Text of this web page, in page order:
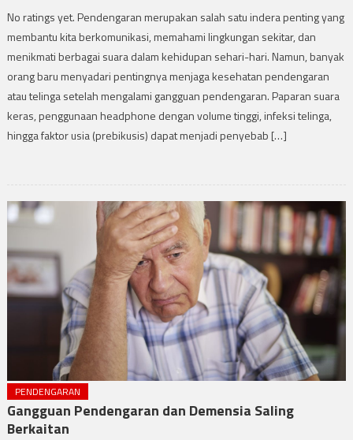
No ratings yet. Pendengaran merupakan salah satu indera penting yang
membantu kita berkomunikasi, memahami lingkungan sekitar, dan
menikmati berbagai suara dalam kehidupan sehari-hari. Namun, banyak
orang baru menyadari pentingnya menjaga kesehatan pendengaran
atau telinga setelah mengalami gangguan pendengaran. Paparan suara
keras, penggunaan headphone dengan volume tinggi, infeksi telinga,
hingga faktor usia (prebikusis) dapat menjadi penyebab […]
PENDENGARAN
Gangguan Pendengaran dan Demensia Saling
Berkaitan